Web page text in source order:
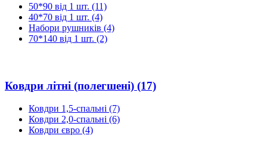
50*90 від 1 шт. (11)
40*70 від 1 шт. (4)
Набори рушників (4)
70*140 від 1 шт. (2)
Ковдри літні (полегшені) (17)
Ковдри 1,5-спальні (7)
Ковдри 2,0-спальні (6)
Ковдри євро (4)